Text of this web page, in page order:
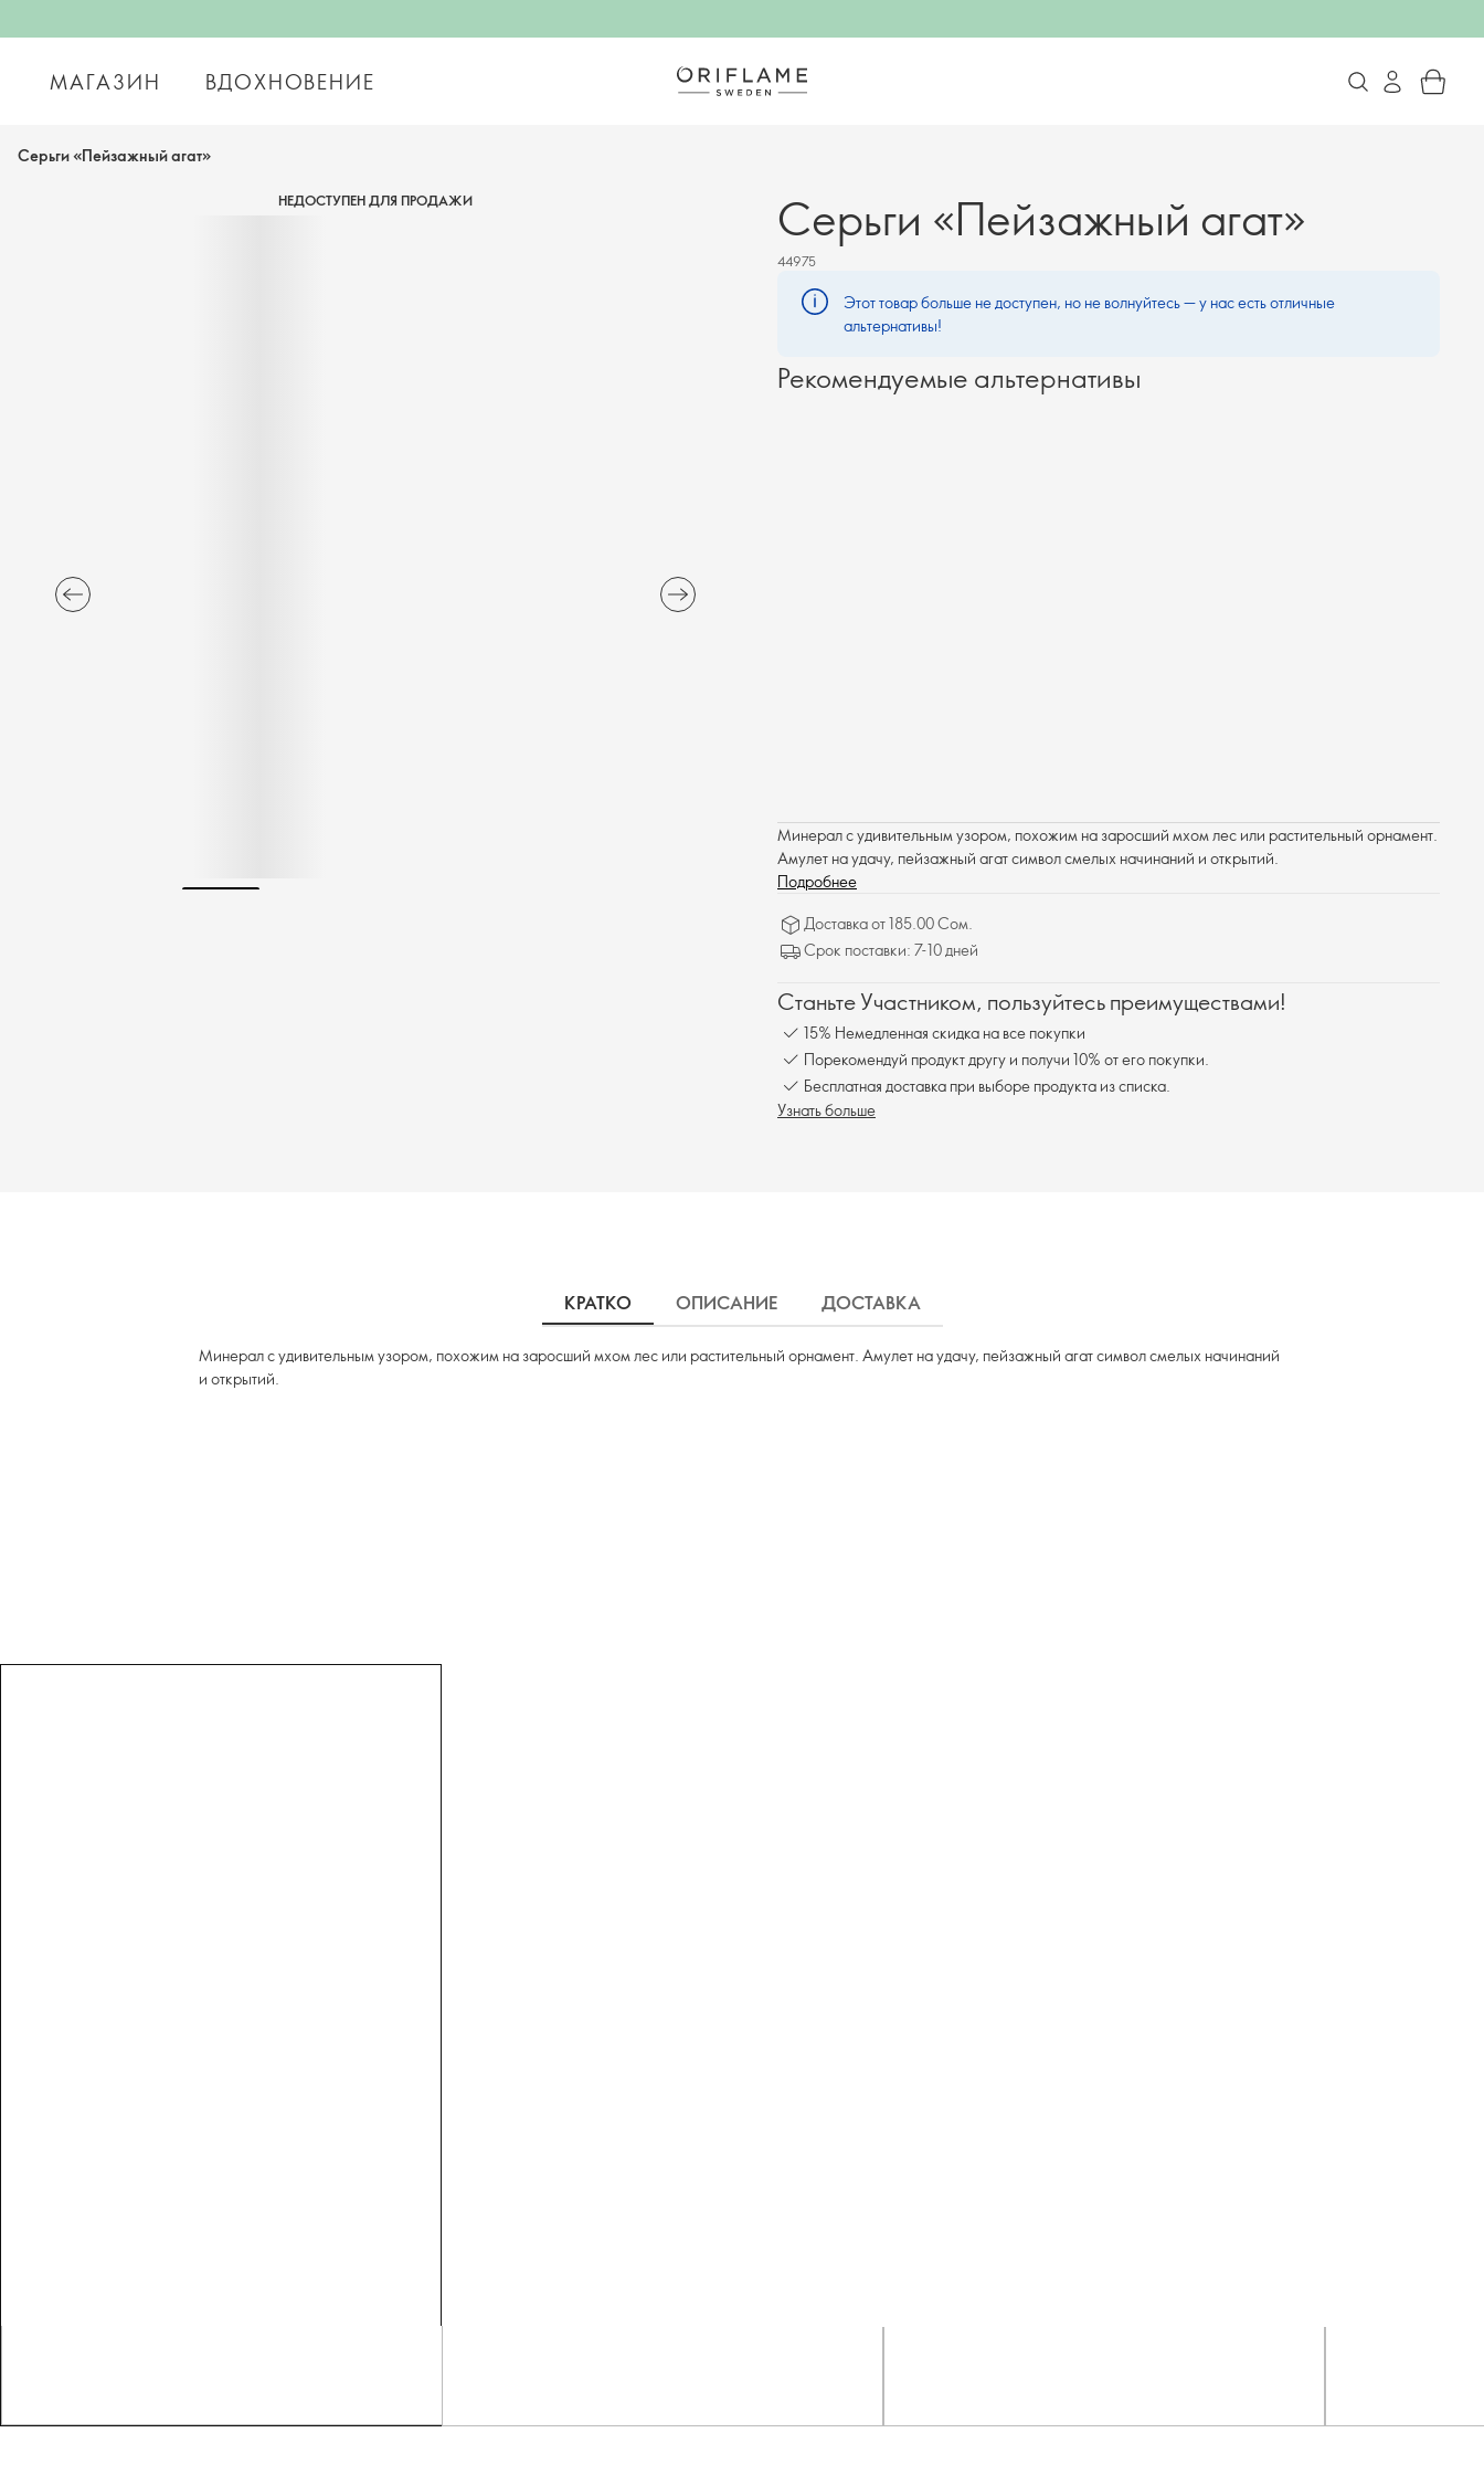
МАГАЗИН ВДОХНОВЕНИЕ
Серьги «Пейзажный агат»
НЕДОСТУПЕН ДЛЯ ПРОДАЖИ Серьги «Пейзажный агат»
44975
Этот товар больше не доступен, но не волнуйтесь — у нас есть отличные
альтернативы!
Рекомендуемые альтернативы
Минерал с удивительным узором, похожим на заросший мхом лес или растительный орнамент.
Амулет на удачу, пейзажный агат символ смелых начинаний и открытий.
Подробнее
Доставка от 185.00 Сом.
Срок поставки: 7-10 дней
Станьте Участником, пользуйтесь преимуществами!
15% Немедленная скидка на все покупки
Порекомендуй продукт другу и получи 10% от его покупки.
Бесплатная доставка при выборе продукта из списка.
Узнать больше
КРАТКО ОПИСАНИЕ ДОСТАВКА
Минерал с удивительным узором, похожим на заросший мхом лес или растительный орнамент. Амулет на удачу, пейзажный агат символ смелых начинаний
и открытий.